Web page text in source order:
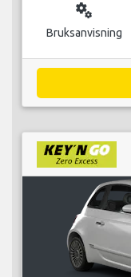
miscellaneous_services
Bruksanvisning